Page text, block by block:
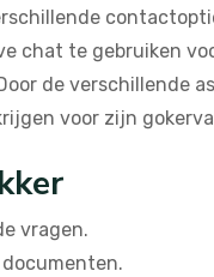
chat te gebruiken
de verschillende
voor zijn
vragen.